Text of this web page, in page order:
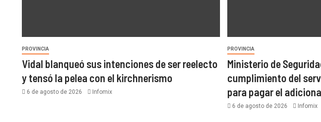
PROVINCIA
Vidal blanqueó sus intenciones de ser reelecto
y tensó la pelea con el kirchnerismo
6 de agosto de 2026 Infomix
PROVINCIA
Ministerio de
cumplimiento del
para pagar el
6 de agosto de 2026 Infomix